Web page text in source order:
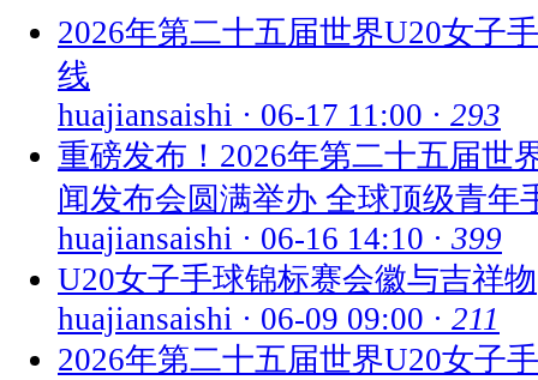
2026年第二十五届世界U20女子
线
huajiansaishi · 06-17 11:00 · 293
重磅发布！2026年第二十五届世
闻发布会圆满举办 全球顶级青年
huajiansaishi · 06-16 14:10 · 399
U20女子手球锦标赛会徽与吉祥物
huajiansaishi · 06-09 09:00 · 211
2026年第二十五届世界U20女子